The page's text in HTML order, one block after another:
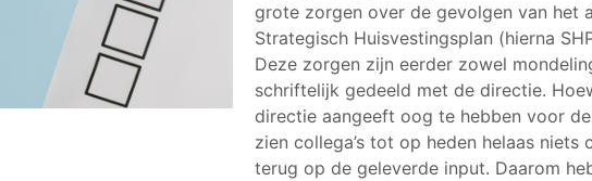
grote zorgen over de gevolgen van het
Strategisch Huisvestingsplan (hierna
Deze zorgen zijn eerder zowel
schriftelijk gedeeld met de directie.
directie aangeeft oog te hebben voor
zien collega’s tot op heden helaas niets
terug op de geleverde input. Daarom